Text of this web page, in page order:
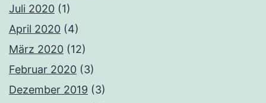
Juli 2020 (1)
April 2020 (4)
März 2020 (12)
Februar 2020 (3)
Dezember 2019 (3)